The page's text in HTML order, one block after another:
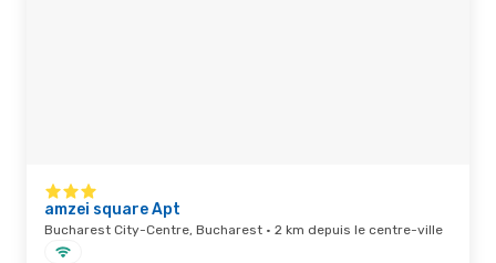
amzei square Apt
Bucharest City-Centre, Bucharest · 2 km depuis le centre-ville